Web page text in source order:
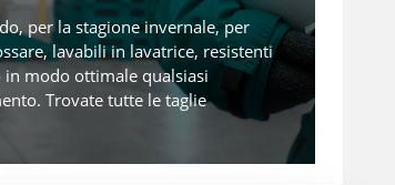
per la stagione invernale, per
lavabili in lavatrice, resistenti
modo ottimale qualsiasi
Trovate tutte le taglie